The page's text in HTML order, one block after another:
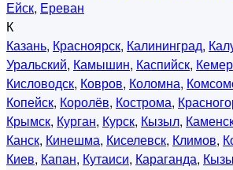
Ейск, Ереван
К
Казань, Красноярск, Калининград,
Уральский, Камышин, Каспийск,
Кисловодск, Ковров, Коломна,
Копейск, Королёв, Кострома,
Крымск, Курган, Курск, Кызыл,
Канск, Кинешма, Киселевск, Климов,
Киев, Капан, Кутаиси, Караганда,